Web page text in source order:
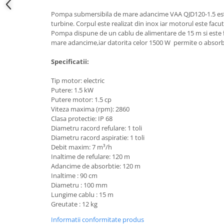
Hote bucatarie
Consumabile
Hote decorative
Hote incorporabile
Hote telescopice
Hote traditionale
Masini de Spalat Rufe & Uscatoare
Accesorii masini de spalat &
Masini automate de spalat rufe
Masini de spalat rufe cu uscator
Masini de spalat rufe verticale
Uscatoare de rufe
Masini de spalat vase
Pompa submersibila de mare adancime VAA QJD120-1.5
turbine. Corpul este realizat din inox iar motorul este
Pompa dispune de un cablu de alimentare de 15 m si
mare adancime,iar datorita celor 1500 W permite o
Specificatii:
Tip motor: electric
Putere: 1.5 kW
Putere motor: 1.5 cp
Viteza maxima (rpm): 2860
Clasa protectie: IP 68
Diametru racord refulare: 1 toli
Diametru racord aspiratie: 1 toli
Debit maxim: 7 m³/h
Inaltime de refulare: 120 m
Adancime de absorbtie: 120 m
Inaltime : 90 cm
Diametru : 100 mm
Lungime cablu : 15 m
Greutate : 12 kg
Informatii conformitate produs